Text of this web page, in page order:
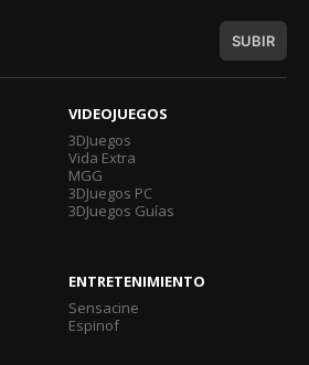
SUBIR
VIDEOJUEGOS
3DJuegos
Vida Extra
MGG
3DJuegos PC
3DJuegos Guías
ENTRETENIMIENTO
Sensacine
Espinof